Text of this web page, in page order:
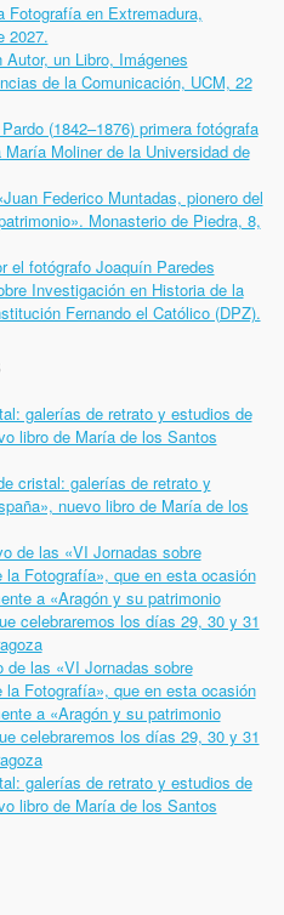
Fotografía en Extremadura,
2027.
un Libro, Imágenes
de la Comunicación, UCM, 22
(1842–1876) primera fotógrafa
Moliner de la Universidad de
Federico Muntadas, pionero del
Monasterio de Piedra, 8,
el fotógrafo Joaquín Paredes
Investigación en Historia de la
Fernando el Católico (DPZ).
galerías de retrato y estudios de
libro de María de los Santos
cristal: galerías de retrato y
nuevo libro de María de los
de las «VI Jornadas sobre
Fotografía», que en esta ocasión
a «Aragón y su patrimonio
celebraremos los días 29, 30 y 31
de las «VI Jornadas sobre
Fotografía», que en esta ocasión
a «Aragón y su patrimonio
celebraremos los días 29, 30 y 31
galerías de retrato y estudios de
libro de María de los Santos